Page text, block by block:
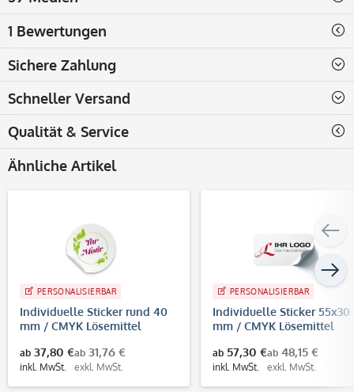
1 Bewertungen
Sichere Zahlung
Schneller Versand
Qualität & Service
Ähnliche Artikel
PERSONALISIERBAR
Individuelle Sticker rund 40
mm / CMYK Lösemittel
ab 37,80 €
inkl. MwSt.
ab 31,76 €
exkl. MwSt.
PERSONALISIERBAR
Individuelle Sticker 55x30
mm / CMYK Lösemittel
ab 57,30 €
inkl. MwSt.
ab 48,15 €
exkl. MwSt.